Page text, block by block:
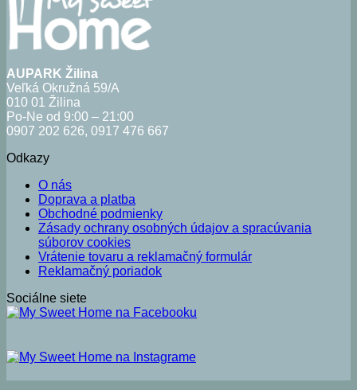
AUPARK Žilina
Veľká Okružná 59/A
010 01 Žilina
Po-Ne od 9:00 – 21:00
0907 202 626, 0917 476 667
Odkazy
O nás
Doprava a platba
Obchodné podmienky
Zásady ochrany osobných údajov a spracúvania
súborov cookies
Vrátenie tovaru a reklamačný formulár
Reklamačný poriadok
Sociálne siete